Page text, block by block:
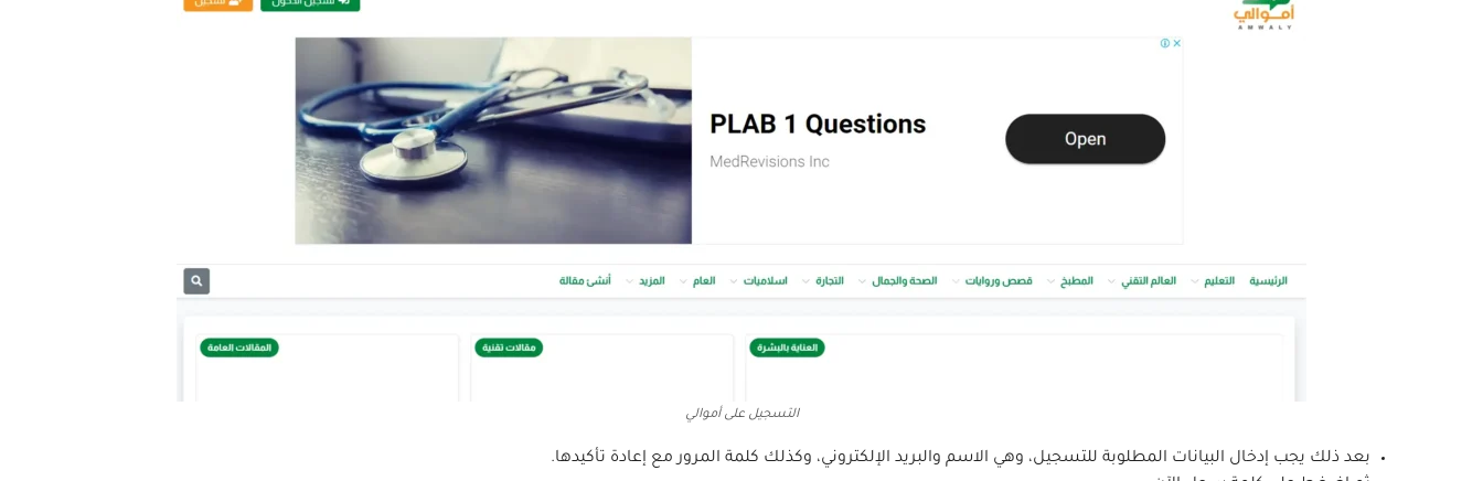
التسجيل على أموالي
بعد ذلك يجب إدخال البيانات المطلوبة للتسجيل، وهي الاسم والبريد الإلكتروني، وكذلك كلمة المرور مع إعادة تأكيدها.